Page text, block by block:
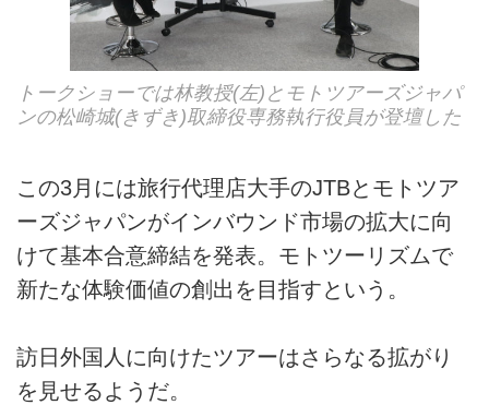
トークショーでは林教授(左)とモトツアーズジャパ
ンの松崎城(きずき)取締役専務執行役員が登壇した
この3月には旅行代理店大手のJTBとモトツア
ーズジャパンがインバウンド市場の拡大に向
けて基本合意締結を発表。モトツーリズムで
新たな体験価値の創出を目指すという。
訪日外国人に向けたツアーはさらなる拡がり
を見せるようだ。